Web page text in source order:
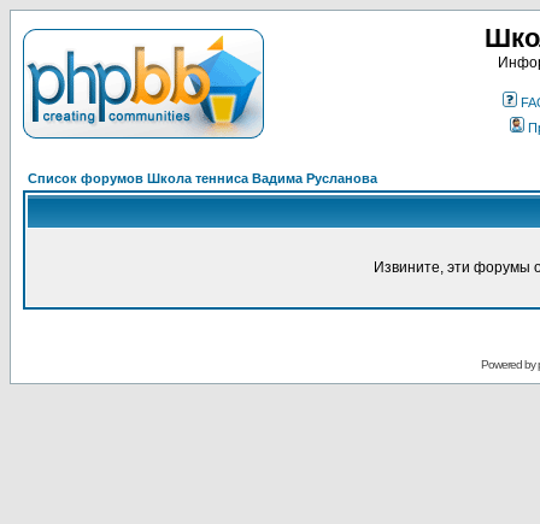
Список форумов Школа тенниса Вадима Русланова
Извините, эти форумы
Powered by